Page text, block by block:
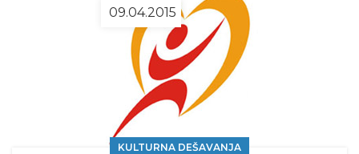
09.04.2015
KULTURNA DEŠAVANJA